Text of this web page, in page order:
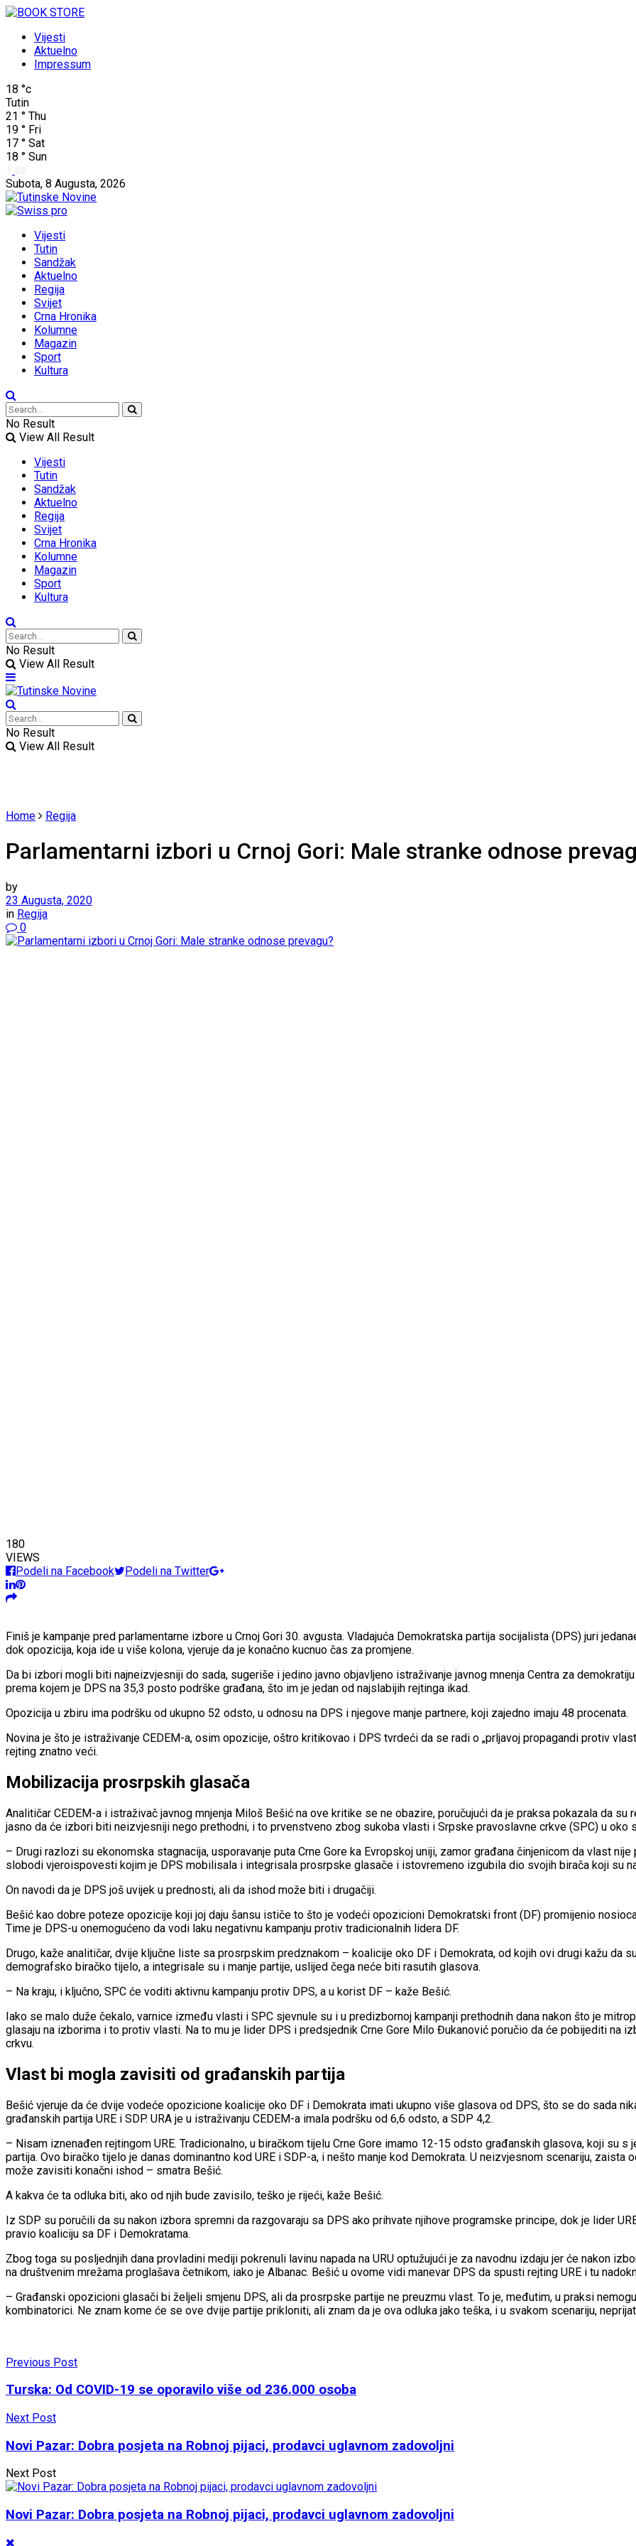
Vijesti
Aktuelno
Impressum
18 °c
Tutin
21 ° Thu
19 ° Fri
17 ° Sat
18 ° Sun
Subota, 8 Augusta, 2026
Vijesti
Tutin
Sandžak
Aktuelno
Regija
Svijet
Crna Hronika
Kolumne
Magazin
Sport
Kultura
No Result
View All Result
Vijesti
Tutin
Sandžak
Aktuelno
Regija
Svijet
Crna Hronika
Kolumne
Magazin
Sport
Kultura
No Result
View All Result
No Result
View All Result
Home Regija
Parlamentarni izbori u Crnoj Gori: Male stranke odnose
by
23 Augusta, 2020
in Regija
0
180
VIEWS
Podeli na Facebook
Podeli na Twitter
Finiš je kampanje pred parlamentarne izbore u Crnoj Gori 30. avgusta. Vladajuća Demokratska partija socijalista (DPS) juri
dok opozicija, koja ide u više kolona, vjeruje da je konačno kucnuo čas za promjene.
Da bi izbori mogli biti najneizvjesniji do sada, sugeriše i jedino javno objavljeno istraživanje javnog mnenja Centra za
prema kojem je DPS na 35,3 posto podrške građana, što im je jedan od najslabijih rejtinga ikad.
Opozicija u zbiru ima podršku od ukupno 52 odsto, u odnosu na DPS i njegove manje partnere, koji zajedno imaju 48 procenata.
Novina je što je istraživanje CEDEM-a, osim opozicije, oštro kritikovao i DPS tvrdeći da se radi o „prljavoj propagandi protiv
rejting znatno veći.
Mobilizacija prosrpskih glasača
Analitičar CEDEM-a i istraživač javnog mnjenja Miloš Bešić na ove kritike se ne obazire, poručujući da je praksa pokazala da
jasno da će izbori biti neizvjesniji nego prethodni, i to prvenstveno zbog sukoba vlasti i Srpske pravoslavne crkve (SPC) u
– Drugi razlozi su ekonomska stagnacija, usporavanje puta Crne Gore ka Evropskoj uniji, zamor građana činjenicom da vlast
slobodi vjeroispovesti kojim je DPS mobilisala i integrisala prosrpske glasače i istovremeno izgubila dio svojih birača koji su
On navodi da je DPS još uvijek u prednosti, ali da ishod može biti i drugačiji.
Bešić kao dobre poteze opozicije koji joj daju šansu ističe to što je vodeći opozicioni Demokratski front (DF) promijenio
Time je DPS-u onemogućeno da vodi laku negativnu kampanju protiv tradicionalnih lidera DF.
Drugo, kaže analitičar, dvije ključne liste sa prosrpskim predznakom – koalicije oko DF i Demokrata, od kojih ovi drugi kažu da
demografsko biračko tijelo, a integrisale su i manje partije, uslijed čega neće biti rasutih glasova.
– Na kraju, i ključno, SPC će voditi aktivnu kampanju protiv DPS, a u korist DF – kaže Bešić.
Iako se malo duže čekalo, varnice između vlasti i SPC sjevnule su i u predizbornoj kampanji prethodnih dana nakon što je
glasaju na izborima i to protiv vlasti. Na to mu je lider DPS i predsjednik Crne Gore Milo Đukanović poručio da će pobijediti na
crkvu.
Vlast bi mogla zavisiti od građanskih partija
Bešić vjeruje da će dvije vodeće opozicione koalicije oko DF i Demokrata imati ukupno više glasova od DPS, što se do sada
građanskih partija URE i SDP. URA je u istraživanju CEDEM-a imala podršku od 6,6 odsto, a SDP 4,2.
– Nisam iznenađen rejtingom URE. Tradicionalno, u biračkom tijelu Crne Gore imamo 12-15 odsto građanskih glasova, koji su
partija. Ovo biračko tijelo je danas dominantno kod URE i SDP-a, i nešto manje kod Demokrata. U neizvjesnom scenariju, zaista
može zavisiti konačni ishod – smatra Bešić.
A kakva će ta odluka biti, ako od njih bude zavisilo, teško je rijeći, kaže Bešić.
Iz SDP su poručili da su nakon izbora spremni da razgovaraju sa DPS ako prihvate njihove programske principe, dok je lider
pravio koaliciju sa DF i Demokratama.
Zbog toga su posljednjih dana provladini mediji pokrenuli lavinu napada na URU optužujući je za navodnu izdaju jer će nakon
na društvenim mrežama proglašava četnikom, iako je Albanac. Bešić u ovome vidi manevar DPS da spusti rejting URE i tu
– Građanski opozicioni glasači bi željeli smjenu DPS, ali da prosrpske partije ne preuzmu vlast. To je, međutim, u praksi
kombinatorici. Ne znam kome će se ove dvije partije prikloniti, ali znam da je ova odluka jako teška, i u svakom scenariju,
Previous Post
Turska: Od COVID-19 se oporavilo više od 236.000 osoba
Next Post
Novi Pazar: Dobra posjeta na Robnoj pijaci, prodavci uglavnom zadovoljni
Next Post
Novi Pazar: Dobra posjeta na Robnoj pijaci, prodavci uglavnom zadovoljni